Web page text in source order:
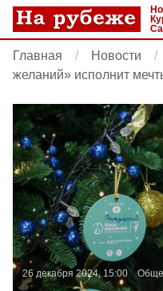
Главная Новости
желаний» исполнит
26 декабря 2024, 15:00